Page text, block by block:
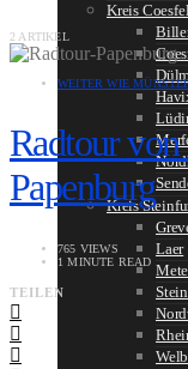
Kreis
Kreis
Laer
2 ARTIKEL
WEITER WIE
Radtour
Papenburg
765 VIEWS
1 MINUTE READ
TEILEN